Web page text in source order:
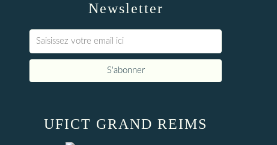
Newsletter
UFICT GRAND REIMS